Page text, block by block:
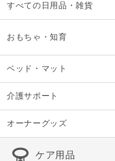
すべての日用品・雑貨
おもちゃ・知育
ベッド・マット
介護サポート
オーナーグッズ
ケア用品